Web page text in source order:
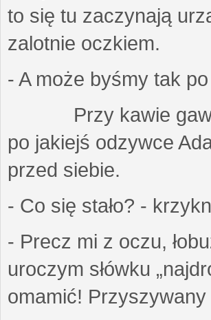
to się tu zaczynają
zalotnie oczkiem.
- A może byśmy tak
Przy kawie
po jakiejś odzywce
przed siebie.
- Co się stało? -
- Precz mi z oczu,
uroczym słówku
omamić!